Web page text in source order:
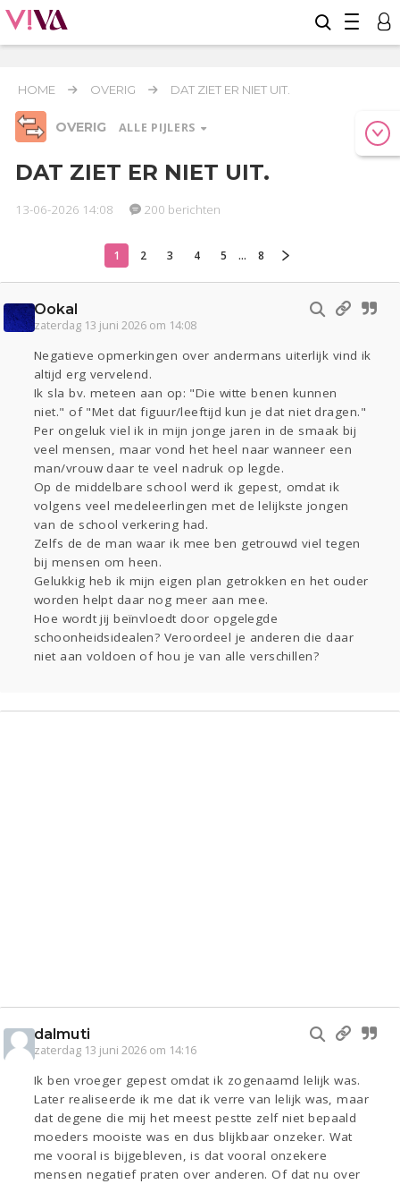
HOME OVERIG DAT ZIET ER NIET UIT.
OVERIG ALLE PIJLERS
Relaties Werk & Studie Geld & Recht
Overig
Actueel
Lijf & Lijn
Kinderen
Digi
Zwanger
Psyche Thuis
Klussen
Sport
Contact
Lezen
DAT ZIET ER NIET UIT.
13-06-2026 14:08 200 berichten
1 2 3 4 5 ... 8
Ookal
zaterdag 13 juni 2026 om 14:08
Negatieve opmerkingen over andermans uiterlijk vind ik
altijd erg vervelend.
Ik sla bv. meteen aan op: "Die witte benen kunnen
niet." of "Met dat figuur/leeftijd kun je dat niet dragen."
Per ongeluk viel ik in mijn jonge jaren in de smaak bij
veel mensen, maar vond het heel naar wanneer een
man/vrouw daar te veel nadruk op legde.
Op de middelbare school werd ik gepest, omdat ik
volgens veel medeleerlingen met de lelijkste jongen
van de school verkering had.
Zelfs de de man waar ik mee ben getrouwd viel tegen
bij mensen om heen.
Gelukkig heb ik mijn eigen plan getrokken en het ouder
worden helpt daar nog meer aan mee.
Hoe wordt jij beïnvloedt door opgelegde
schoonheidsidealen? Veroordeel je anderen die daar
niet aan voldoen of hou je van alle verschillen?
dalmuti
zaterdag 13 juni 2026 om 14:16
Ik ben vroeger gepest omdat ik zogenaamd lelijk was.
Later realiseerde ik me dat ik verre van lelijk was, maar
dat degene die mij het meest pestte zelf niet bepaald
moeders mooiste was en dus blijkbaar onzeker. Wat
me vooral is bijgebleven, is dat vooral onzekere
mensen negatief praten over anderen. Of dat nu over